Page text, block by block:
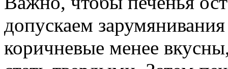
допускаем
коричневые менее